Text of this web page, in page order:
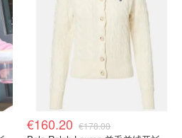
€160.20 €178.00